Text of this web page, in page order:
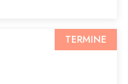
TERMINE